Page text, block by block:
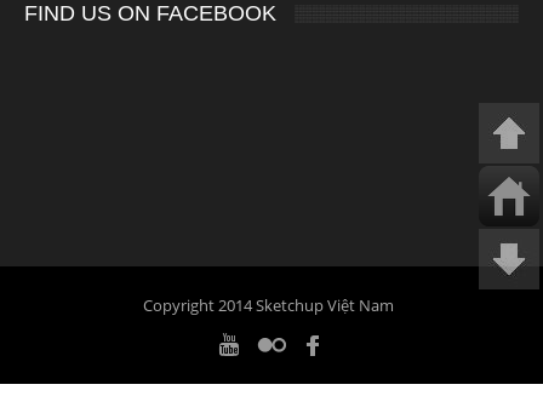
FIND US ON FACEBOOK
Copyright 2014 Sketchup Việt Nam